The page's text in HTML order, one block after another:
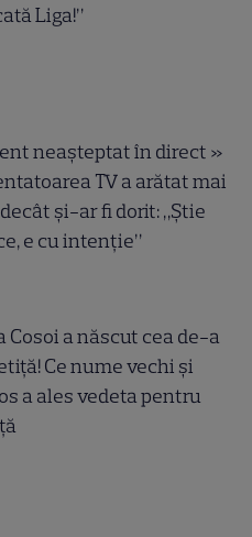
Liga!”
neașteptat în direct »
TV a arătat mai
și-ar fi dorit: „Știe
e cu intenție”
Cosoi a născut cea de-a
Ce nume vechi și
a ales vedeta pentru